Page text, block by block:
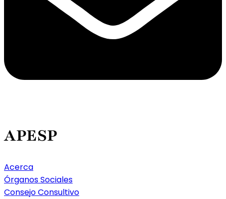
APESP
Acerca
Órganos Sociales
Consejo Consultivo